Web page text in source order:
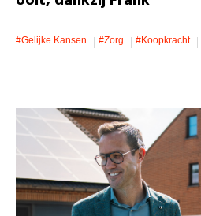
#gelijke Kansen #zorg #koopkracht